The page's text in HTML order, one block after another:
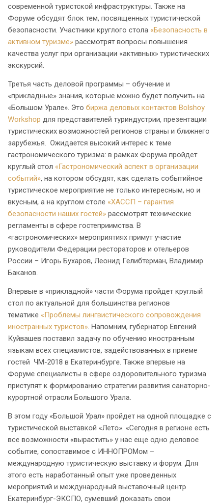
современной туристской инфраструктуры. Также на
Форуме обсудят блок тем, посвященных туристической
безопасности. Участники круглого стола «Безопасность в
активном туризме» рассмотрят вопросы повышения
качества услуг при организации «активных» туристических
экскурсий.
Третья часть деловой программы – обучение и
«прикладные» знания, которые можно будет получить на
«Большом Урале». Это биржа деловых контактов Bolshoy
Workshop для представителей туриндустрии, презентации
туристических возможностей регионов страны и ближнего
зарубежья. Ожидается высокий интерес к теме
гастрономического туризма: в рамках Форума пройдет
круглый стол «Гастрономический аспект в организации
событий», на котором обсудят, как сделать событийное
туристическое мероприятие не только интересным, но и
вкусным, а на круглом столе «ХАССП – гарантия
безопасности наших гостей» рассмотрят технические
регламенты в сфере гостеприимства. В
«гастрономических» мероприятиях примут участие
руководители Федерации рестораторов и отельеров
России – Игорь Бухаров, Леонид Гелибтерман, Владимир
Баканов.
Впервые в «прикладной» части Форума пройдет круглый
стол по актуальной для большинства регионов
тематике «Проблемы лингвистического сопровождения
иностранных туристов». Напомним, губернатор Евгений
Куйвашев поставил задачу по обучению иностранным
языкам всех специалистов, задействованных в приеме
гостей ЧМ-2018 в Екатеринбурге. Также впервые на
Форуме специалисты в сфере оздоровительного туризма
приступят к формированию стратегии развития санаторно-
курортной отрасли Большого Урала.
В этом году «Большой Урал» пройдет на одной площадке с
туристической выставкой «Лето». «Сегодня в регионе есть
все возможности «вырастить» у нас еще одно деловое
событие, сопоставимое с ИННОПРОМом –
международную туристическую выставку и форум. Для
этого есть наработанный опыт уже проведенных
мероприятий и международный выставочный центр
Екатеринбург-ЭКСПО, сумевший доказать свои